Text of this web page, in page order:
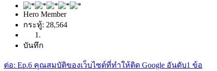
Hero Member
กระทู้: 28,564
บันทึก
ต่อ: Ep.6 คุณสมบัติของเว็บไซต์ที่ทำให้ติด Google อันดับ1 ข้อ